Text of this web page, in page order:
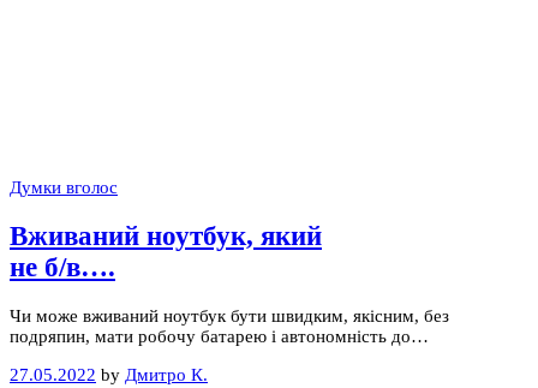
Думки вголос
Вживаний ноутбук, який
не б/в….
Чи може вживаний ноутбук бути швидким, якісним, без
подряпин, мати робочу батарею і автономність до…
27.05.2022 by Дмитро К.